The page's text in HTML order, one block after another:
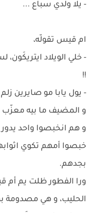
- يلا ولدي سباع ...
ام قيس تقولّه،
- خلي الويلاد
!!
- يول يابا مو صايرين
و المضيف ما بيه معزّب
و هم انخبصوا واحد
خبصوا أمهم تكوي
بجدهم.
ورا الفطور ظلت يم أم
الحليب، و هي مصدومة